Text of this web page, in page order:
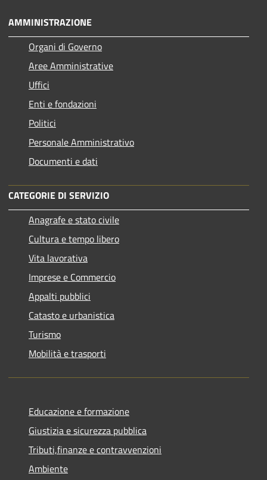
AMMINISTRAZIONE
Organi di Governo
Aree Amministrative
Uffici
Enti e fondazioni
Politici
Personale Amministrativo
Documenti e dati
CATEGORIE DI SERVIZIO
Anagrafe e stato civile
Cultura e tempo libero
Vita lavorativa
Imprese e Commercio
Appalti pubblici
Catasto e urbanistica
Turismo
Mobilità e trasporti
Educazione e formazione
Giustizia e sicurezza pubblica
Tributi,finanze e contravvenzioni
Ambiente